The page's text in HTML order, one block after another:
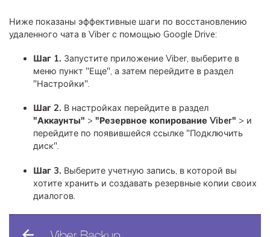
Ниже показаны эффективные шаги по восстановлению
удаленного чата в Viber с помощью Google Drive:
Шаг 1. Запустите приложение Viber, выберите в
меню пункт "Еще", а затем перейдите в раздел
"Настройки".
Шаг 2. В настройках перейдите в раздел
"Аккаунты" > "Резервное копирование Viber" > и
перейдите по появившейся ссылке "Подключить
диск".
Шаг 3. Выберите учетную запись, в которой вы
хотите хранить и создавать резервные копии своих
диалогов.